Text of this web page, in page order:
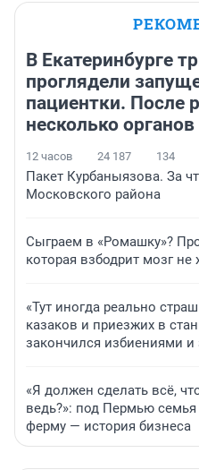
В Екатеринбурге
проглядели
пациентки. После
несколько органов
12 часов 24 187 134
Пакет Курбаныязова. За
Московского района
Сыграем в «Ромашку»?
которая взбодрит мозг не
«Тут иногда реально
казаков и приезжих в
закончился избиениями
«Я должен сделать всё,
ведь?»: под Пермью
ферму — история бизнеса